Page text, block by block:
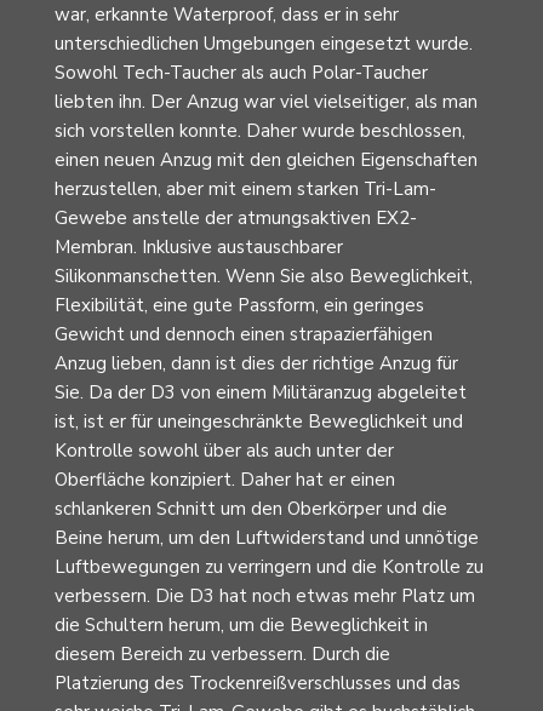
war, erkannte Waterproof, dass er in sehr
unterschiedlichen Umgebungen eingesetzt wurde.
Sowohl Tech-Taucher als auch Polar-Taucher
liebten ihn. Der Anzug war viel vielseitiger, als man
sich vorstellen konnte. Daher wurde beschlossen,
einen neuen Anzug mit den gleichen Eigenschaften
herzustellen, aber mit einem starken Tri-Lam-
Gewebe anstelle der atmungsaktiven EX2-
Membran. Inklusive austauschbarer
Silikonmanschetten. Wenn Sie also Beweglichkeit,
Flexibilität, eine gute Passform, ein geringes
Gewicht und dennoch einen strapazierfähigen
Anzug lieben, dann ist dies der richtige Anzug für
Sie. Da der D3 von einem Militäranzug abgeleitet
ist, ist er für uneingeschränkte Beweglichkeit und
Kontrolle sowohl über als auch unter der
Oberfläche konzipiert. Daher hat er einen
schlankeren Schnitt um den Oberkörper und die
Beine herum, um den Luftwiderstand und unnötige
Luftbewegungen zu verringern und die Kontrolle zu
verbessern. Die D3 hat noch etwas mehr Platz um
die Schultern herum, um die Beweglichkeit in
diesem Bereich zu verbessern. Durch die
Platzierung des Trockenreißverschlusses und das